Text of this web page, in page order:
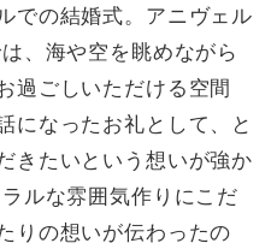
での結婚式。アニヴェル
、海や空を眺めながら
過ごしいただける空間
になったお礼として、と
きたいという想いが強か
ルな雰囲気作りにこだ
りの想いが伝わったの